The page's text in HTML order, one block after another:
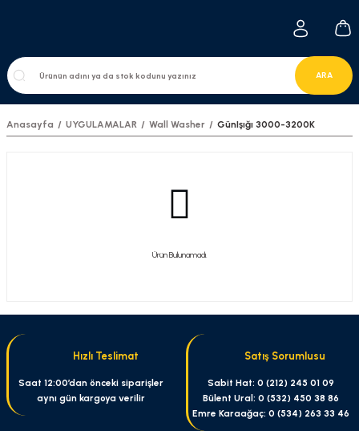
ARA
Anasayfa UYGULAMALAR Wall Washer GünIşığı 3000-3200K
Ürün Bulunamadı.
Hızlı Teslimat
Saat 12:00’dan önceki siparişler
aynı gün kargoya verilir
Satış Sorumlusu
Sabit Hat: 0 (212) 245 01 09
Bülent Ural: 0 (532) 450 38 86
Emre Karaağaç: 0 (534) 263 33 46